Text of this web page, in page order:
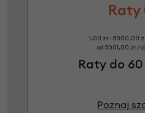
Raty
1,00 zł - 5000,00
od 5001,00 zł /
Raty do
Poznaj